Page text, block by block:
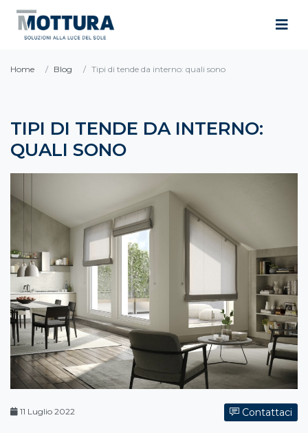
Home Blog Tipi di tende da interno: quali sono
TIPI DI TENDE DA INTERNO:
QUALI SONO
11 Luglio 2022 Contattaci